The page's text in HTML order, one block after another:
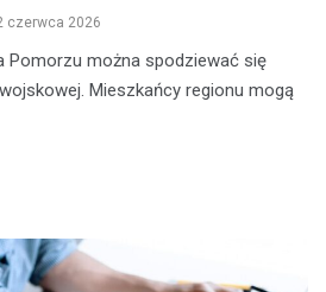
czerwca 2026
Pomorzu można spodziewać się
Mieszkańcy regionu mogą